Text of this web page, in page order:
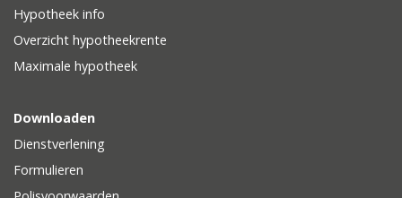
Hypotheek info
Overzicht hypotheekrente
Maximale hypotheek
Downloaden
Dienstverlening
Formulieren